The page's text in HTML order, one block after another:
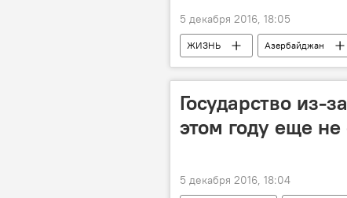
5 декабря 2016, 18:05
ЖИЗНЬ Азербайджан
Министерство экологии и
Государство из-
этом году еще не
5 декабря 2016, 18:04